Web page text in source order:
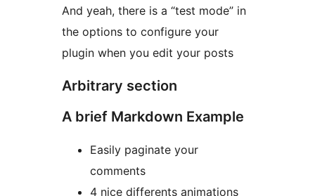
And yeah, there is a “test mode” in
the options to configure your
plugin when you edit your posts
Arbitrary section
A brief Markdown Example
Easily paginate your
comments
4 nice differents animations